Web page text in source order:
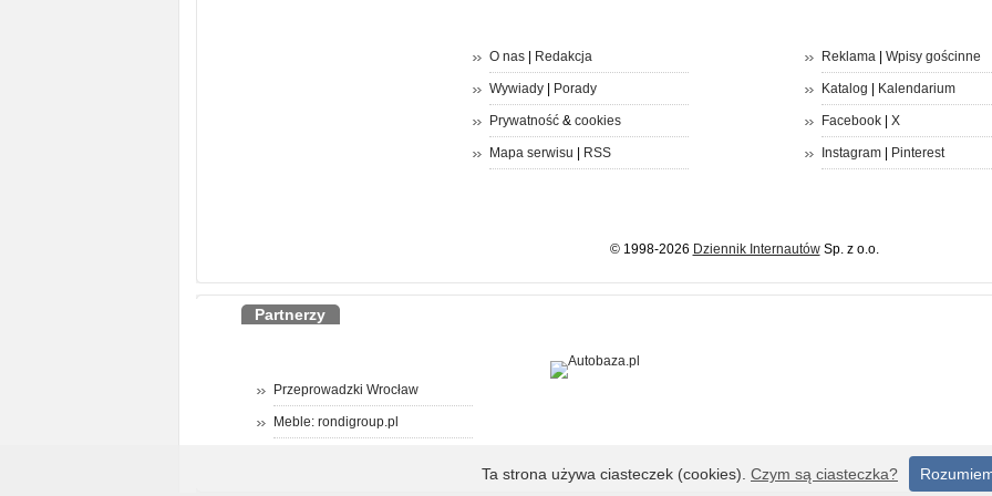
O nas| Redakcja
Wywiady| Porady
Prywatność& cookies
Mapa serwisu RSS
Reklama| Wpisy gościnne
Katalog Kalendarium
Facebook| X
Instagram| Pinterest
© 1998-2026 Dziennik InternautówSp. z o.o.
Partnerzy
Przeprowadzki Wrocław
Meble: rondigroup.pl
Ta strona używa ciasteczek (cookies). Czym są ciasteczka?